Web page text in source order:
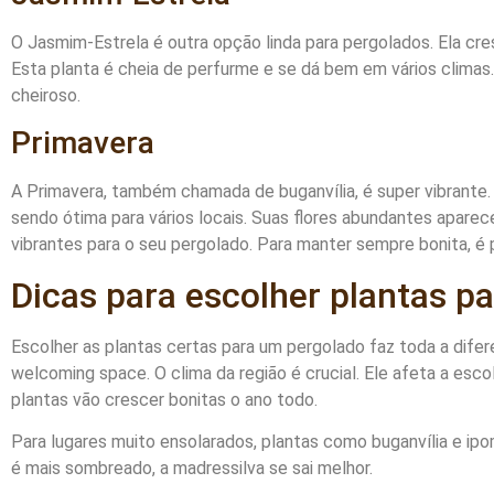
O Jasmim-Estrela é outra opção linda para pergolados. Ela
Esta planta é cheia de perfurme e se dá bem em vários
cheiroso.
Primavera
A Primavera, também chamada de buganvília, é super
sendo ótima para vários locais. Suas flores abundantes
vibrantes para o seu pergolado. Para manter sempre bonita, é
Dicas para escolher plantas
Escolher as plantas certas para um pergolado faz toda a
welcoming space. O clima da região é crucial. Ele afeta a
plantas vão crescer bonitas o ano todo.
Para lugares muito ensolarados, plantas como buganvília e
é mais sombreado, a madressilva se sai melhor.